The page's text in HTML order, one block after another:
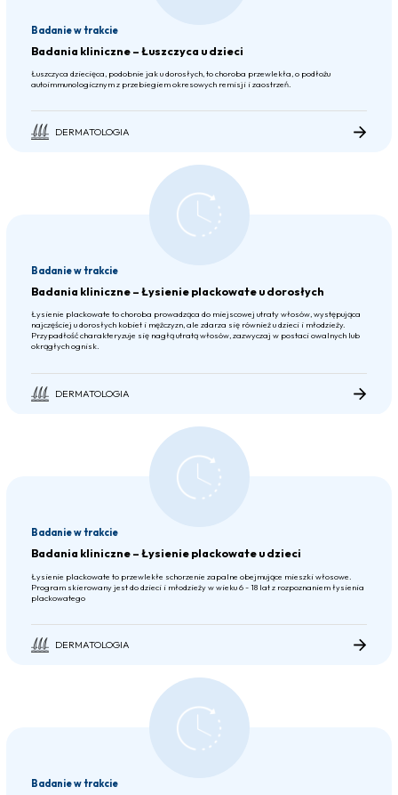
Badanie w trakcie
Badania kliniczne – Łuszczyca u dzieci
Łuszczyca dziecięca, podobnie jak u dorosłych, to choroba przewlekła, o podłożu
autoimmunologicznym z przebiegiem okresowych remisji i zaostrzeń.
DERMATOLOGIA
Badanie w trakcie
Badania kliniczne – Łysienie plackowate u dorosłych
Łysienie plackowate to choroba prowadząca do miejscowej utraty włosów, występująca
najczęściej u dorosłych kobiet i mężczyzn, ale zdarza się również u dzieci i młodzieży.
Przypadłość charakteryzuje się nagłą utratą włosów, zazwyczaj w postaci owalnych lub
okrągłych ognisk.
DERMATOLOGIA
Badanie w trakcie
Badania kliniczne – Łysienie plackowate u dzieci
Łysienie plackowate to przewlekłe schorzenie zapalne obejmujące mieszki włosowe.
Program skierowany jest do dzieci i młodzieży w wieku 6 - 18 lat z rozpoznaniem łysienia
plackowatego
DERMATOLOGIA
Badanie w trakcie